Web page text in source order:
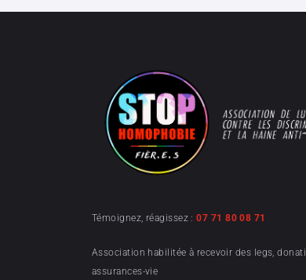
Témoignez, réagissez :07 71 80 08 71
Association habilitée à recevoir des legs,
assurances-vie